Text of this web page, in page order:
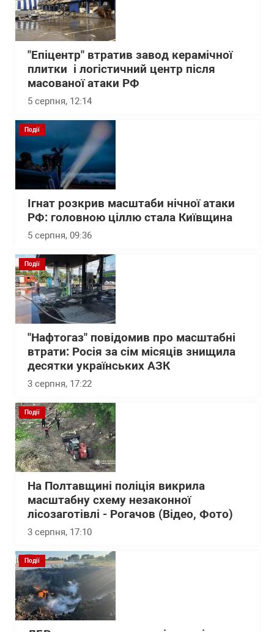
"Епіцентр" втратив завод керамічної
плитки і логістичний центр після
масованої атаки РФ
5 серпня, 12:14
Події
Ігнат розкрив масштаби нічної атаки
РФ: головною ціллю стала Київщина
5 серпня, 09:36
Події
"Нафтогаз" повідомив про масштабні
втрати: Росія за сім місяців знищила
десятки українських АЗК
3 серпня, 17:22
Події
На Полтавщині поліція викрила
масштабну схему незаконної
лісозаготівлі - Рогачов (Відео, Фото)
3 серпня, 17:10
Події